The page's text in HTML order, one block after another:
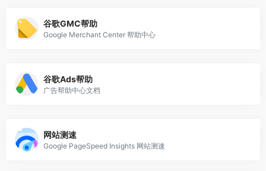
谷歌GMC帮助
Google Merchant Center 帮助中心
谷歌Ads帮助
广告帮助中心文档
网站测速
Google PageSpeed Insights 网站测速